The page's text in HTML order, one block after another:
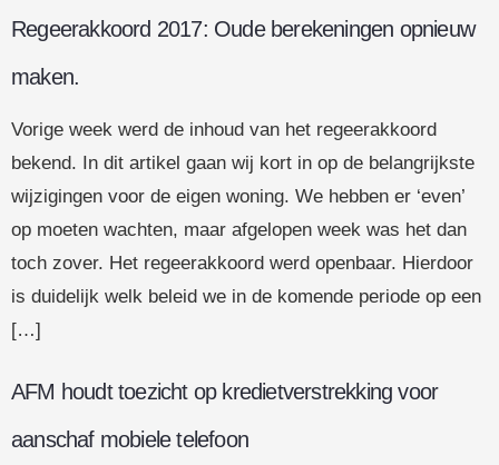
Regeerakkoord 2017: Oude berekeningen opnieuw
maken.
Vorige week werd de inhoud van het regeerakkoord
bekend. In dit artikel gaan wij kort in op de belangrijkste
wijzigingen voor de eigen woning. We hebben er ‘even’
op moeten wachten, maar afgelopen week was het dan
toch zover. Het regeerakkoord werd openbaar. Hierdoor
is duidelijk welk beleid we in de komende periode op een
[…]
AFM houdt toezicht op kredietverstrekking voor
aanschaf mobiele telefoon